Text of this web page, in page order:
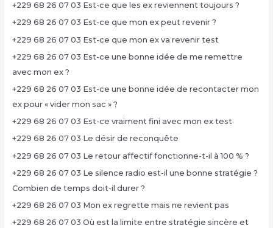
+229 68 26 07 03 Est-ce que les ex reviennent toujours ?
+229 68 26 07 03 Est-ce que mon ex peut revenir ?
+229 68 26 07 03 Est-ce que mon ex va revenir test
+229 68 26 07 03 Est-ce une bonne idée de me remettre
avec mon ex ?
+229 68 26 07 03 Est-ce une bonne idée de recontacter mon
ex pour « vider mon sac » ?
+229 68 26 07 03 Est-ce vraiment fini avec mon ex test
+229 68 26 07 03 Le désir de reconquête
+229 68 26 07 03 Le retour affectif fonctionne-t-il à 100 % ?
+229 68 26 07 03 Le silence radio est-il une bonne stratégie ?
Combien de temps doit-il durer ?
+229 68 26 07 03 Mon ex regrette mais ne revient pas
+229 68 26 07 03 Où est la limite entre stratégie sincère et